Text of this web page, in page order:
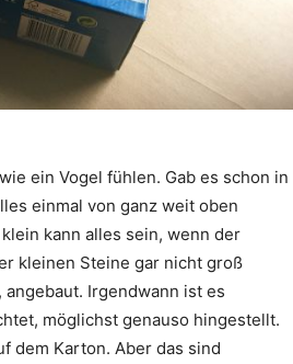
ein Vogel fühlen. Gab es schon in
einmal von ganz weit oben
kann alles sein, wenn der
kleinen Steine gar nicht groß
Irgendwann ist es
möglichst genauso hingestellt.
dem Karton. Aber das sind